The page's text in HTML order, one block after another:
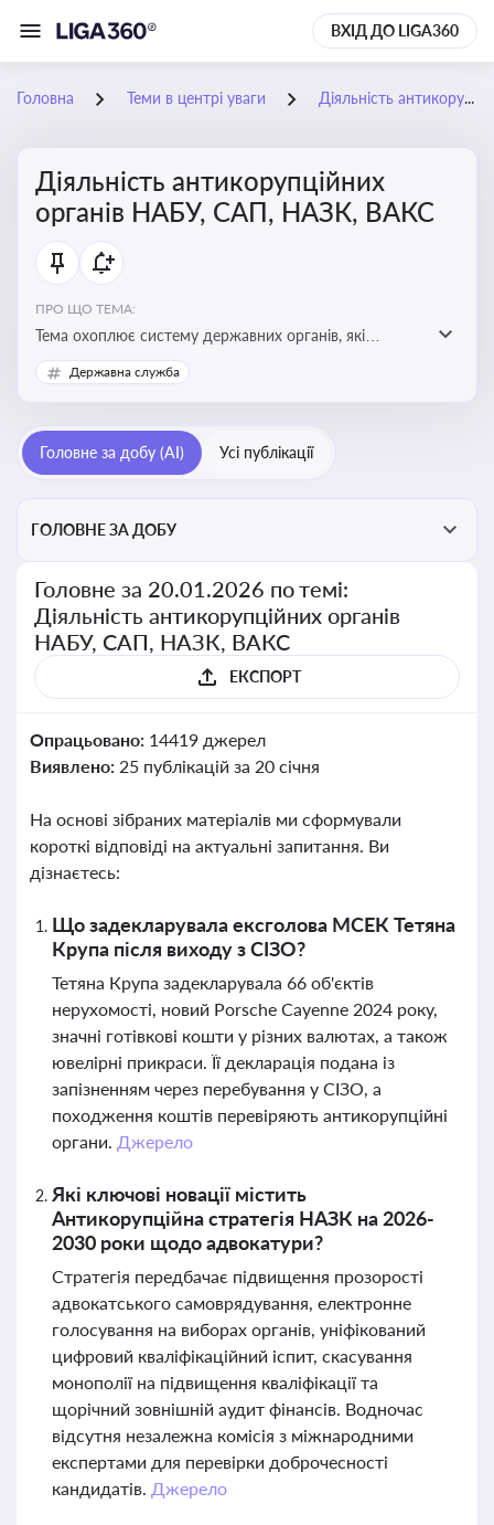
ВХІД ДО LIGA360
Головна Теми в центрі уваги Діяльність антикорупційних органів НАБУ, САП, НАЗК, ВАКС
Діяльність антикорупційних
органів НАБУ, САП, НАЗК, ВАКС
ПРО ЩО ТЕМА:
Тема охоплює систему державних органів, які
здійснюють запобігання, виявлення та розслідування
корупційних правопорушень, що є ключовим
у державному управлінні та бізнесі
Державна служба
Головне за добу (AI) Усі публікації
ГОЛОВНЕ ЗА ДОБУ
Головне за 20.01.2026 по темі:
Діяльність антикорупційних органів
НАБУ, САП, НАЗК, ВАКС
ЕКСПОРТ
Опрацьовано: 14419 джерел
Виявлено: 25 публікацій за 20 січня
На основі зібраних матеріалів ми сформували
короткі відповіді на актуальні запитання. Ви
дізнаєтесь:
Що задекларувала ексголова МСЕК Тетяна
Крупа після виходу з СІЗО?
Тетяна Крупа задекларувала 66 об'єктів
нерухомості, новий Porsche Cayenne 2024 року,
значні готівкові кошти у різних валютах, а також
ювелірні прикраси. Її декларація подана із
запізненням через перебування у СІЗО, а
походження коштів перевіряють антикорупційні
органи. Джерело
Які ключові новації містить
Антикорупційна стратегія НАЗК на 2026-
2030 роки щодо адвокатури?
Стратегія передбачає підвищення прозорості
адвокатського самоврядування, електронне
голосування на виборах органів, уніфікований
цифровий кваліфікаційний іспит, скасування
монополії на підвищення кваліфікації та
щорічний зовнішній аудит фінансів. Водночас
відсутня незалежна комісія з міжнародними
експертами для перевірки доброчесності
кандидатів. Джерело